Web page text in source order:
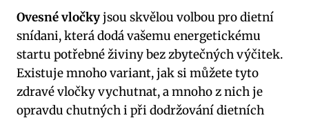
Ovesné vločkyjsou skvělou volbou pro dietní
snídani, která dodá vašemu energetickému
startu potřebné živiny bez zbytečných výčitek.
Existuje mnoho variant, jak si můžete tyto
zdravé vločky vychutnat, a mnoho z nich je
opravdu chutných i při dodržování dietních